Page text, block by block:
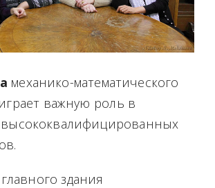
механико-математического
важную роль в
высококвалифицированных
здания